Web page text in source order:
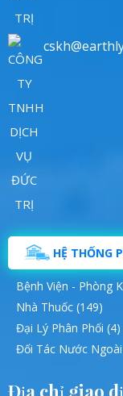
HỆ THỐNG
Bệnh Viện - Phòng
Nhà Thuốc (149)
Đại Lý Phân Phối (4)
Đối Tác Nước
Địa chỉ giao